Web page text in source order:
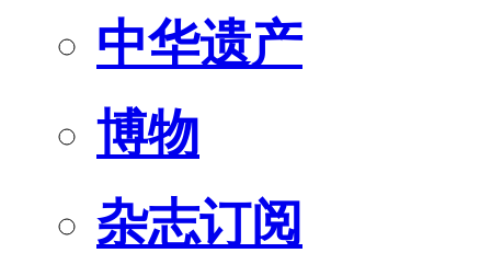
中华遗产
博物
杂志订阅